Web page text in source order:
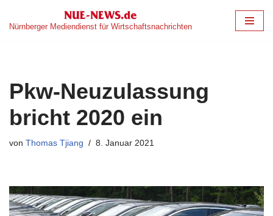
Zum
Nürnberger Mediendienst für Wirtschaftsnachrichten
Pkw-Neuzulassung
bricht 2020 ein
von Thomas Tjiang 8. Januar 2021